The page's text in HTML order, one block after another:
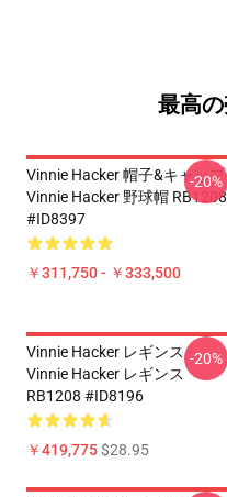
最高
Vinnie Hacker 帽子&キャップ
Vinnie Hacker 野球帽 RB1208
#ID8397
￥311,750 - ￥333,500
-20%
Vinnie Hacker レギンス -
Vinnie Hacker レギンス
RB1208 #ID8196
￥419,775$28.95
-20%